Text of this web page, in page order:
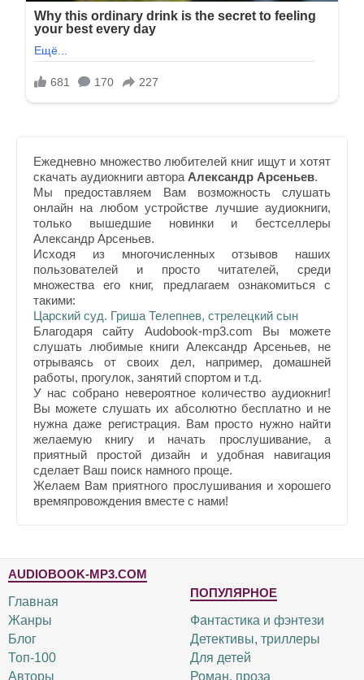
Ежедневно множество любителей книг ищут и хотят
скачать аудиокниги автора Александр Арсеньев.
Мы предоставляем Вам возможность слушать
онлайн на любом устройстве лучшие аудиокниги,
только вышедшие новинки и бестселлеры
Александр Арсеньев.
Исходя из многочисленных отзывов наших
пользователей и просто читателей, среди
множества его книг, предлагаем ознакомиться с
такими:
Царский суд. Гриша Телепнев, стрелецкий сын
Благодаря сайту Audobook-mp3.com Вы можете
слушать любимые книги Александр Арсеньев, не
отрываясь от своих дел, например, домашней
работы, прогулок, занятий спортом и т.д.
У нас собрано невероятное количество аудиокниг!
Вы можете слушать их абсолютно бесплатно и не
нужна даже регистрация. Вам просто нужно найти
желаемую книгу и начать прослушивание, а
приятный простой дизайн и удобная навигация
сделает Ваш поиск намного проще.
Желаем Вам приятного прослушивания и хорошего
времяпровождения вместе с нами!
AUDIOBOOK-MP3.COM
Главная
Жанры
Блог
Топ-100
Авторы
ПОПУЛЯРНОЕ
Фантастика и фэнтези
Детективы, триллеры
Для детей
Роман, проза